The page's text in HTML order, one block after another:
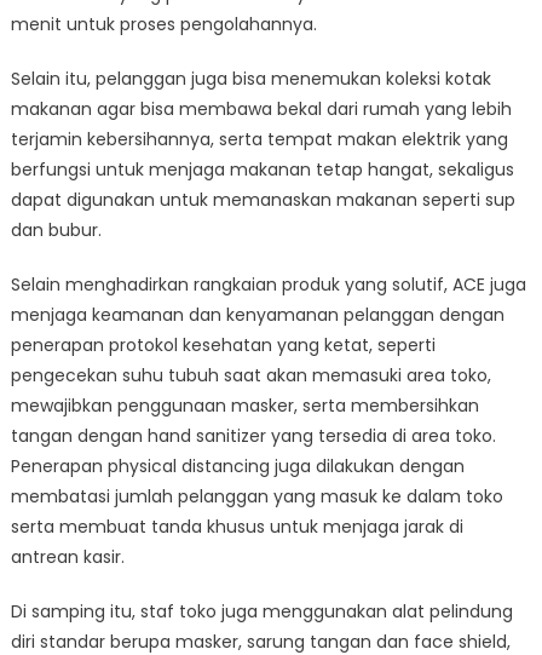
menit untuk proses pengolahannya.
Selain itu, pelanggan juga bisa menemukan koleksi kotak
makanan agar bisa membawa bekal dari rumah yang lebih
terjamin kebersihannya, serta tempat makan elektrik yang
berfungsi untuk menjaga makanan tetap hangat, sekaligus
dapat digunakan untuk memanaskan makanan seperti sup
dan bubur.
Selain menghadirkan rangkaian produk yang solutif, ACE juga
menjaga keamanan dan kenyamanan pelanggan dengan
penerapan protokol kesehatan yang ketat, seperti
pengecekan suhu tubuh saat akan memasuki area toko,
mewajibkan penggunaan masker, serta membersihkan
tangan dengan hand sanitizer yang tersedia di area toko.
Penerapan physical distancing juga dilakukan dengan
membatasi jumlah pelanggan yang masuk ke dalam toko
serta membuat tanda khusus untuk menjaga jarak di
antrean kasir.
Di samping itu, staf toko juga menggunakan alat pelindung
diri standar berupa masker, sarung tangan dan face shield,